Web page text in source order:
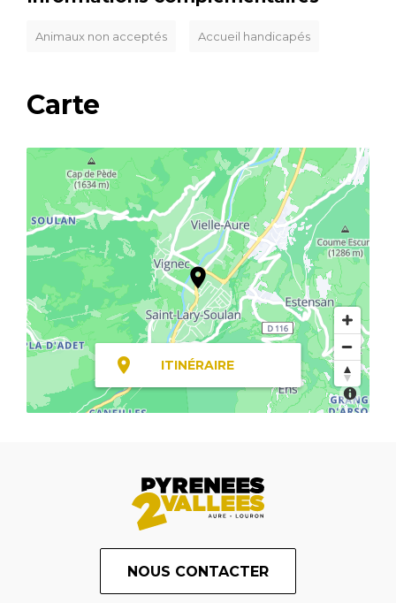
Animaux non acceptés Accueil handicapés
Carte
ITINÉRAIRE
NOUS CONTACTER